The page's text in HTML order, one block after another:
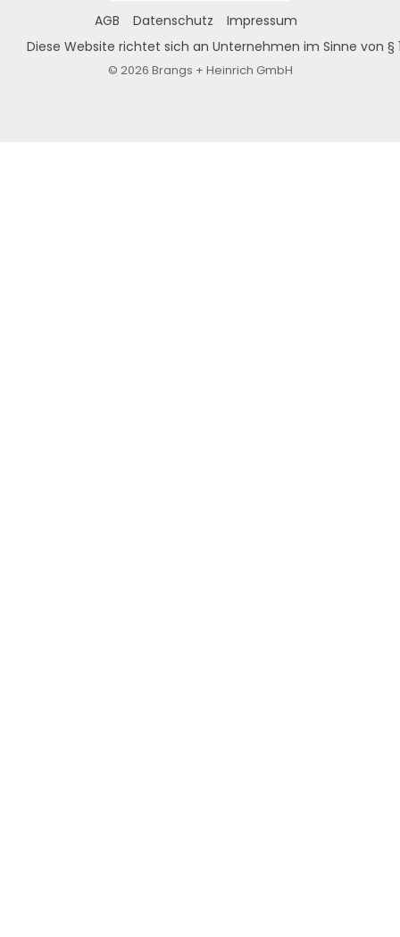
AGB Datenschutz
Impressum
Diese Website richtet sich an Unternehmen im Sinne von §
© 2026 Brangs + Heinrich GmbH